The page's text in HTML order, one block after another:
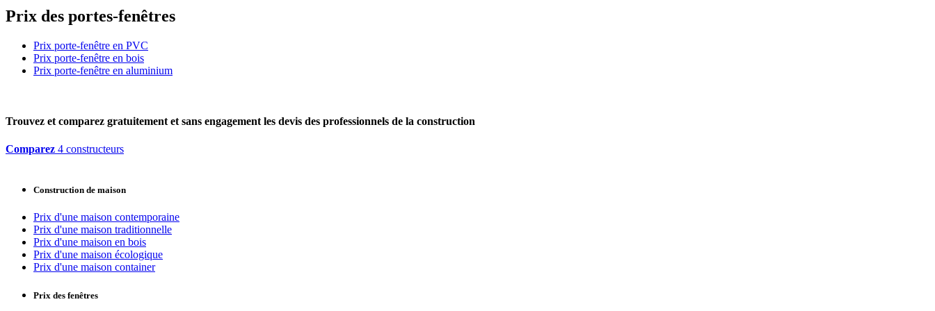
Prix des portes-fenêtres
Prix porte-fenêtre en PVC
Prix porte-fenêtre en bois
Prix porte-fenêtre en aluminium
Trouvez et comparez gratuitement et sans engagement les devis des professionnels de la construction
Comparez 4 constructeurs
Construction de maison
Prix d'une maison contemporaine
Prix d'une maison traditionnelle
Prix d'une maison en bois
Prix d'une maison écologique
Prix d'une maison container
Prix des fenêtres